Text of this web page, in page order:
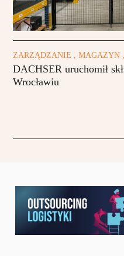
ZARZĄDZANIE , MAGAZYN
DACHSER uruchomił
Wrocławiu